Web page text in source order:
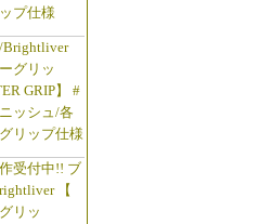
プ仕様
Brightliver
グリッ
GRIP】 #
ッシュ/各
リップ仕様
受付中!! ブ
【
リッ